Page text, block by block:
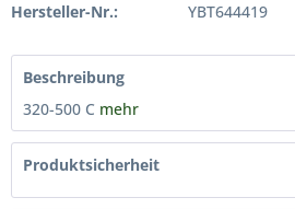
Hersteller-Nr.:
YBT644419
Beschreibung
320-500 C mehr
Produktsicherheit